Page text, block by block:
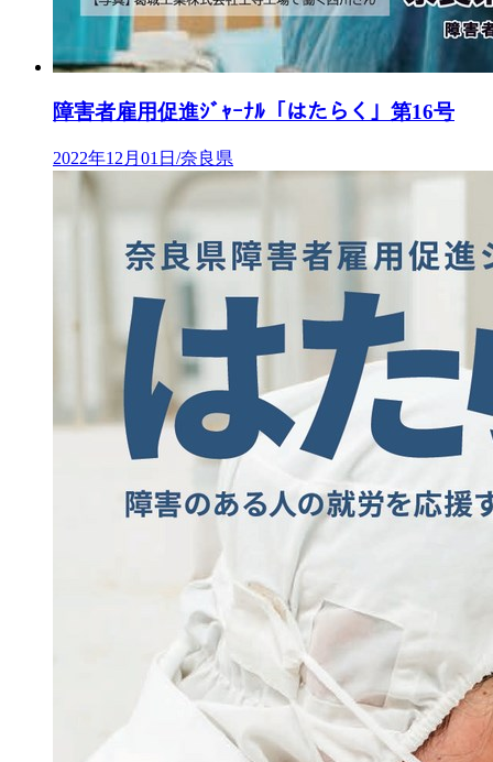
障害者雇用促進ｼﾞｬｰﾅﾙ「はたらく」第16号
2022年12月01日/奈良県